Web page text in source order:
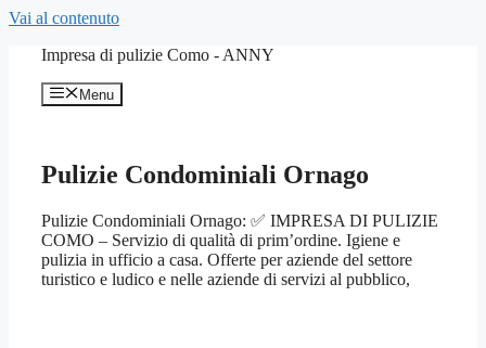
Vai al contenuto
Impresa di pulizie Como - ANNY
Menu
Pulizie Condominiali Ornago
Pulizie Condominiali Ornago: ✅ IMPRESA DI PULIZIE
COMO – Servizio di qualità di prim’ordine. Igiene e
pulizia in ufficio a casa. Offerte per aziende del settore
turistico e ludico e nelle aziende di servizi al pubblico,